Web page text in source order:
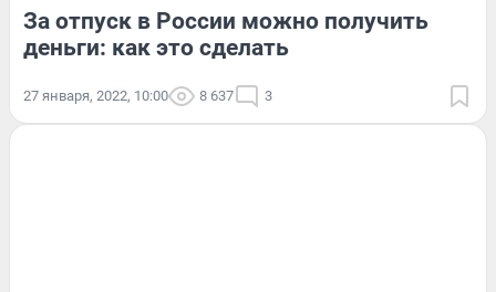
За отпуск в России можно получить
деньги: как это сделать
27 января, 2022, 10:00 8 637 3